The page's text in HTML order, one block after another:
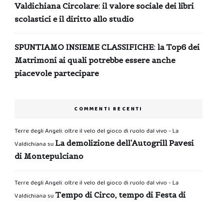
Valdichiana Circolare: il valore sociale dei libri
scolastici e il diritto allo studio
SPUNTIAMO INSIEME CLASSIFICHE: la Top6 dei
Matrimoni ai quali potrebbe essere anche
piacevole partecipare
COMMENTI RECENTI
Terre degli Angeli: oltre il velo del gioco di ruolo dal vivo - La
Valdichiana su La demolizione dell’Autogrill Pavesi
di Montepulciano
Terre degli Angeli: oltre il velo del gioco di ruolo dal vivo - La
Valdichiana su Tempo di Circo, tempo di Festa di